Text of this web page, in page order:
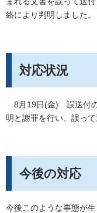
絡により判明しました。
対応状況
8月19日(金) 誤送付の
明と謝罪を行い、誤っ
今後の対応
今後このような事態が